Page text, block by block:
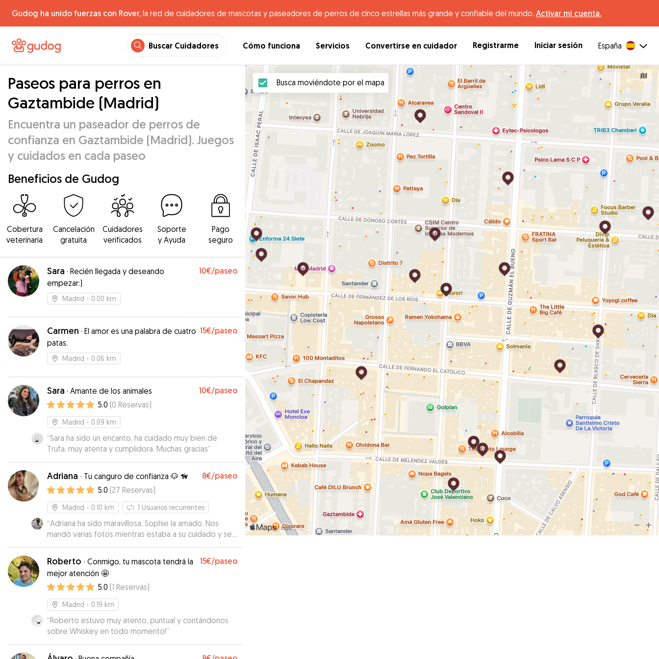
Gudog ha unido fuerzas con Rover, la red de cuidadores de mascotas y paseadores de perros de cinco estrellas más grande y confiable del mundo. Activar mi cuenta.
Buscar Cuidadores Cómo funciona Servicios Convertirse en cuidador Registrarme Iniciar sesión España
Paseos para perros en
Gaztambide (Madrid)
Encuentra un paseador de perros de
confianza en Gaztambide (Madrid). Juegos
y cuidados en cada paseo
Beneficios de Gudog
Cobertura
veterinaria
Cancelación
gratuita
Cuidadores
verificados
Soporte
y Ayuda
Pago
seguro
Sara · Recién llegada y deseando
empezar:)
10€/paseo
Madrid - 0.00 km
Carmen · El amor es una palabra de cuatro
patas.
15€/paseo
Madrid - 0.06 km
Sara · Amante de los animales 10€/paseo
5.0 (0 Reservas)
Madrid - 0.09 km
“Sara ha sido un encanto, ha cuidado muy bien de
Trufa, muy atenta y cumplidora. Muchas gracias”
Adriana · Tu canguro de confianza 🐶 🦮 8€/paseo
5.0 (27 Reservas)
Madrid - 0.10 km 1 Usuarios recurrentes
“Adriana ha sido maravillosa, Sophie la amado. Nos
mandó varias fotos mientras estaba a su cuidado y se
le veía muy relajada. Volvería a dejar a Sophie con ellla
sin dudarlo dos veces
Roberto · Conmigo, tu mascota tendrá la
mejor atención 🤩
15€/paseo
5.0 (1 Reservas)
Madrid - 0.19 km
“Roberto estuvo muy atento, puntual y contándonos
sobre Whiskey en todo momento!”
Busca moviéndote por el mapa